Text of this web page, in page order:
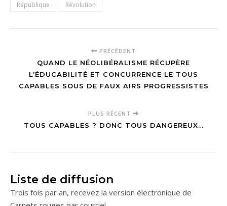
République
Révolution
PRÉCÉDENT
QUAND LE NÉOLIBÉRALISME RÉCUPÈRE
L’ÉDUCABILITÉ ET CONCURRENCE LE TOUS
CAPABLES SOUS DE FAUX AIRS PROGRESSISTES
PLUS RÉCENT
TOUS CAPABLES ? DONC TOUS DANGEREUX…
Liste de diffusion
Trois fois par an, recevez la version électronique de